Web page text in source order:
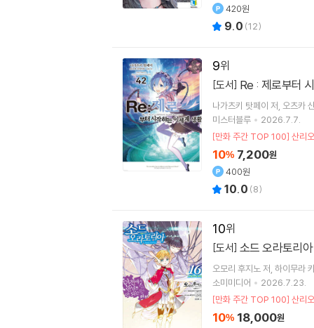
420원
9.0 (12)
9
[도서] Re : 제로부터
나가츠키 탓페이 저 오츠카
미스터블루
2026.7.7.
[만화 주간 TOP 100] 산리
10% 7,200원
400원
10.0 (8)
10
[도서] 소드 오라토리
오모리 후지노 저 하이무라
소미미디어
2026.7.23.
[만화 주간 TOP 100] 산리
10% 18,000원